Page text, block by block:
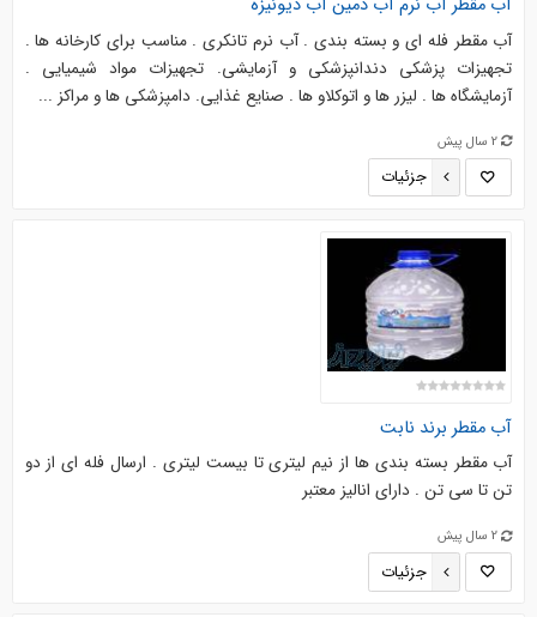
آب مقطر آب نرم آب دمین آب دیونیزه
آب مقطر فله ای و بسته بندی . آب نرم تانکری . مناسب برای کارخانه ها .
تجهیزات پزشکی دندانپزشکی و آزمایشی. تجهیزات مواد شیمیایی .
آزمایشگاه ها . لیزر ها و اتوکلاو ها . صنایع غذایی. دامپزشکی ها و مراکز ...
2 سال پیش
جزئیات
آب مقطر برند نابت
آب مقطر بسته بندی ها از نیم لیتری تا بیست لیتری . ارسال فله ای از دو
تن تا سی تن . دارای انالیز معتبر
2 سال پیش
جزئیات